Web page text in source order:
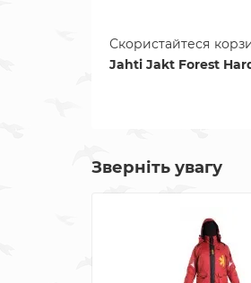
Скористайтеся
Jahti Jakt Forest
Зверніть увагу